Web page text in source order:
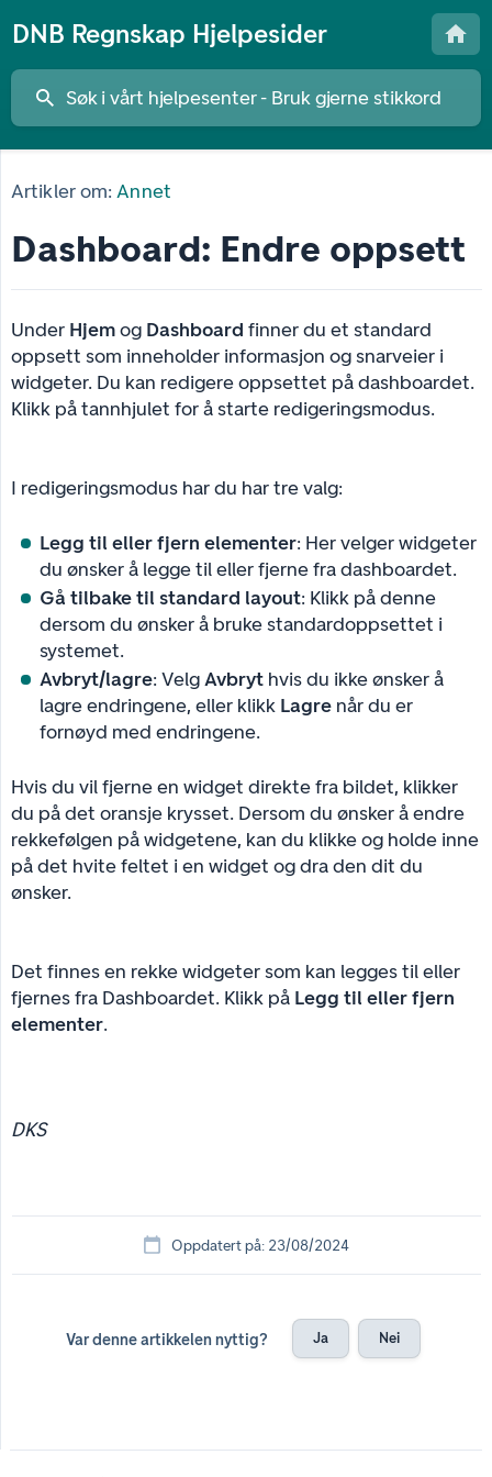
DNB Regnskap Hjelpesider
Artikler om: Annet
Dashboard: Endre oppsett
Under Hjemog Dashboard finner du et standard
oppsett som inneholder informasjon og snarveier i
widgeter. Du kan redigere oppsettet på dashboardet.
Klikk på tannhjulet for å starte redigeringsmodus.
I redigeringsmodus har du har tre valg:
Legg til eller fjern elementer: Her velger widgeter
du ønsker å legge til eller fjerne fra dashboardet.
Gå tilbake til standard layout: Klikk på denne
dersom du ønsker å bruke standardoppsettet i
systemet.
Avbryt/lagre: VelgAvbryt hvis du ikke ønsker å
lagre endringene, eller klikk Lagre når du er
fornøyd med endringene.
Hvis du vil fjerne en widget direkte fra bildet, klikker
du på det oransje krysset. Dersom du ønsker å endre
rekkefølgen på widgetene, kan du klikke og holde inne
på det hvite feltet i en widget og dra den dit du
ønsker.
Det finnes en rekke widgeter som kan legges til eller
fjernes fra Dashboardet. Klikk på Legg til eller fjern
elementer.
DKS
Oppdatert på: 23/08/2024
Var denne artikkelen nyttig? Ja Nei